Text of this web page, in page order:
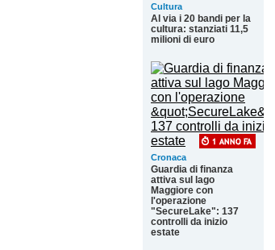
Cultura
Al via i 20 bandi per la
cultura: stanziati 11,5
milioni di euro
Cronaca
Guardia di finanza
attiva sul lago
Maggiore con
l'operazione
"SecureLake": 137
controlli da inizio
estate